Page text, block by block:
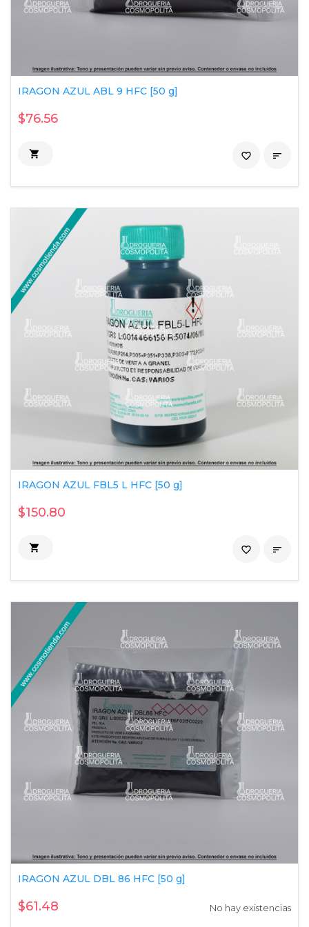
IRAGON AZUL ABL 9 HFC [50 g]
$76.56
 
favorite_border
IRAGON AZUL FBL5 L HFC [50 g]
$150.80
 
favorite_border
IRAGON AZUL DBL 86 HFC [50 g]
$61.48 No hay existencias